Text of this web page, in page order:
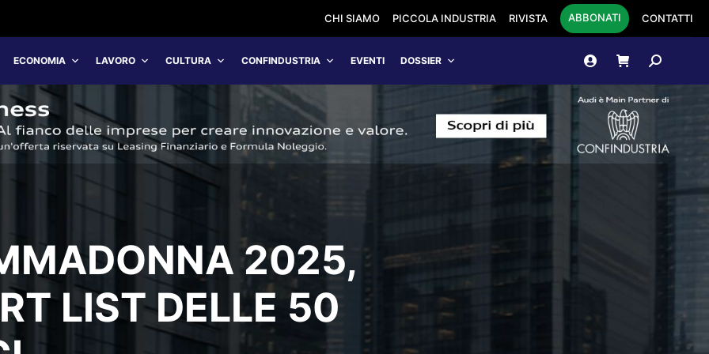
CHI SIAMO PICCOLA INDUSTRIA RIVISTA ABBONATI CONTATTI
ECONOMIA LAVORO CULTURA CONFINDUSTRIA EVENTI DOSSIER Cerca:
2025,
LIST DELLE 50